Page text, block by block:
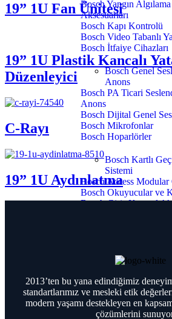
Bosch Yangın
Aksesuarları
Bosch Kapı Kontrolü
Bosch Video Tabanlı
Bosch İtfaiye Cihazları
Bosch Genel
Anons
Bosch PA Ticari
Anons
Bosch Dijital Genel
Bosch Mikrofonlar
Bosch Hoparlörler
Bosch Kartlı
Sistemi
Bosch Access
Bosch Okuyucular ve
Bosch Giriş Kontrol
Grundig Kameralar
Grundig Bullet Kameraları
Grundig Dome Turret
Grundig PTZ Kameraları
Grundig CCTV monitörleri
19” 1U Fan Ünitesi
19” 1U Plastik Kancalı
Düzenleyici
C-Rayı
19” 1U Aydınlatma
2013’ten bu yana edindiğimiz
standartlarımız ve mesleki etik
modern yaşamı destekleyen en
çözümlerini